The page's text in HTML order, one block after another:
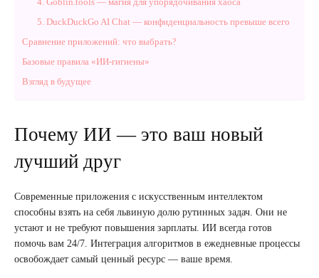
5. DuckDuckGo AI Chat — конфиденциальность превыше всего
Сравнение приложений: что выбрать?
Базовые правила «ИИ-гигиены»
Взгляд в будущее
Почему ИИ — это ваш новый
лучший друг
Современные приложения с искусственным интеллектом
способны взять на себя львиную долю рутинных задач. Они не
устают и не требуют повышения зарплаты. ИИ всегда готов
помочь вам 24/7. Интеграция алгоритмов в ежедневные процессы
освобождает самый ценный ресурс — ваше время.